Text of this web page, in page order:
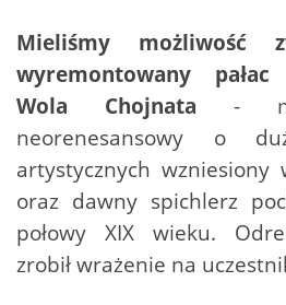
Mieliśmy możliwość
wyremontowany
Wola Chojnata -
neorenesansowy o
artystycznych
oraz dawny spichlerz
połowy XIX wieku.
zrobił wrażenie na